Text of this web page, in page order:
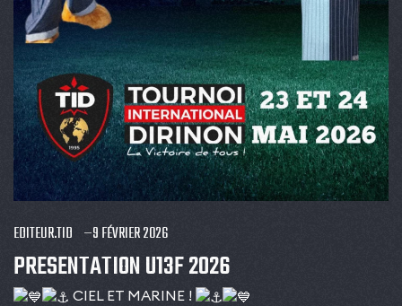
EDITEUR.TID 9 FÉVRIER 2026
PRESENTATION U13F 2026
CIEL ET MARINE !